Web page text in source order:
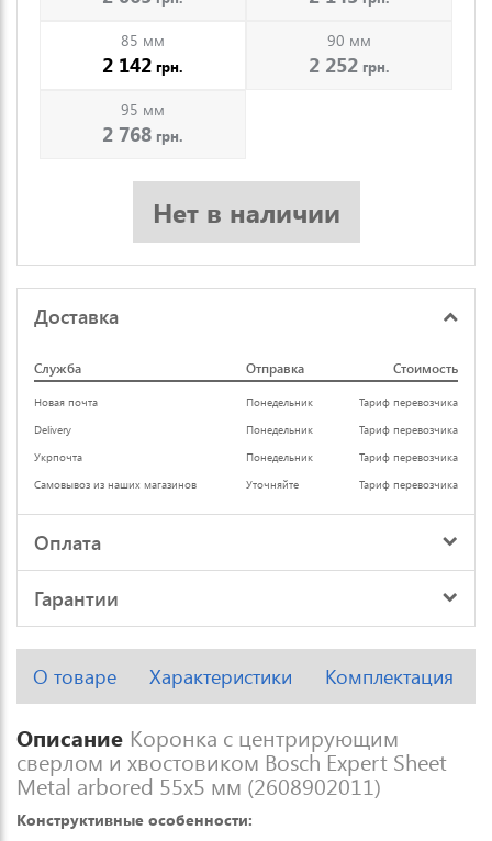
85 мм
2 142 грн.
90 мм
2 252 грн.
95 мм
2 768 грн.
Нет в наличии
Доставка
Служба Отправка Стоимость
Новая почта Понедельник
Тариф перевозчика
Delivery
Понедельник
Тариф перевозчика
Укрпочта
Понедельник
Тариф перевозчика
Самовывоз из наших магазинов
Уточняйте Тариф перевозчика
Оплата
Гарантии
О товаре Характеристики Комплектация
Описание Коронка с центрирующим
сверлом и хвостовиком Bosch Expert Sheet
Metal arbored 55x5 мм (2608902011)
Конструктивные особенности: